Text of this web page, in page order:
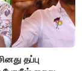
தப்பு